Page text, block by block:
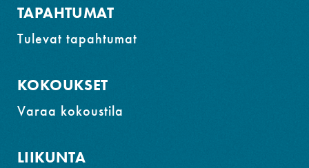
TAPAHTUMAT
Tulevat tapahtumat
KOKOUKSET
Varaa kokoustila
LIIKUNTA